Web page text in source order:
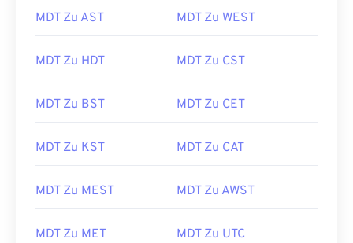
MDT Zu AST MDT Zu WEST
MDT Zu HDT MDT Zu CST
MDT Zu BST MDT Zu CET
MDT Zu KST MDT Zu CAT
MDT Zu MEST MDT Zu AWST
MDT Zu MET MDT Zu UTC